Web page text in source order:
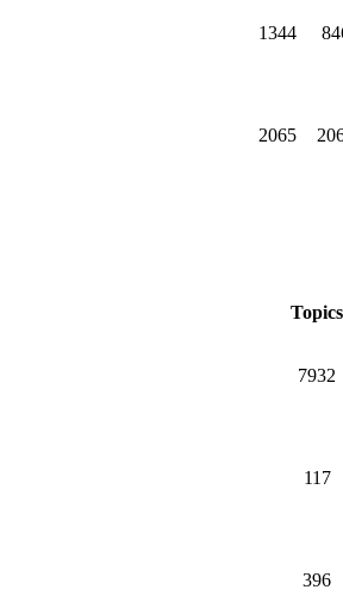
1344
2065
Topics
7932
117
396